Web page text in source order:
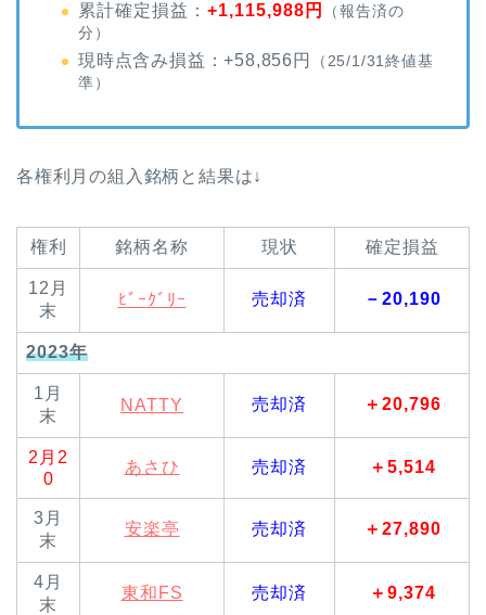
累計確定損益： +1,115,988円
（報告済の
分）
現時点含み損益：+58,856円
（25/1/31終値基
準）
各権利月の組入銘柄と結果は↓
権利 銘柄名称 現状 確定損益
12月
末
ﾋﾞｰｸﾞﾘｰ 売却済 －20,190
2023年
1月
末
NATTY 売却済 ＋20,796
2月2
0
あさひ 売却済 ＋5,514
3月
末
安楽亭 売却済 ＋27,890
4月
末
東和FS 売却済 ＋9,374